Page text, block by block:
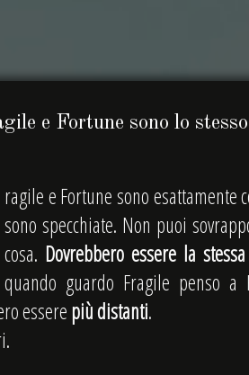
e Fortune sono lo
ragile e Fortune sono esattamente
sono specchiate. Non puoi
cosa. Dovrebbero essere la
quando guardo Fragile penso
esserepiù distanti.